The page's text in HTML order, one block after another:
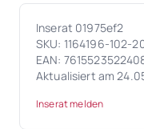
Inserat 01975ef2
SKU: 1164196-102-
EAN:
Aktualisiert am
Inserat melden